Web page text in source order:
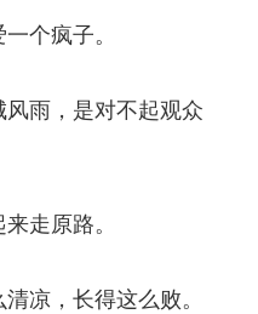
个疯子。
雨，是对不起观众
走原路。
凉，长得这么败。